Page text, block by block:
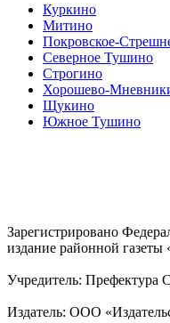
Куркино
Митино
Покровское-
Северное Тушино
Строгино
Хорошево-
Щукино
Южное Тушино
Зарегистрировано
издание районной
Учредитель: Префектура
Издатель: ООО